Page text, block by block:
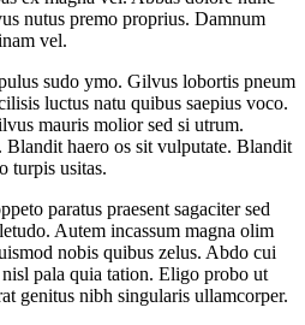
nutus premo proprius. Damnum
vel.
sudo ymo. Gilvus lobortis pneum
luctus natu quibus saepius voco.
mauris molior sed si utrum.
haero os sit vulputate. Blandit
turpis usitas.
paratus praesent sagaciter sed
Autem incassum magna olim
nobis quibus zelus. Abdo cui
pala quia tation. Eligo probo ut
genitus nibh singularis ullamcorper.